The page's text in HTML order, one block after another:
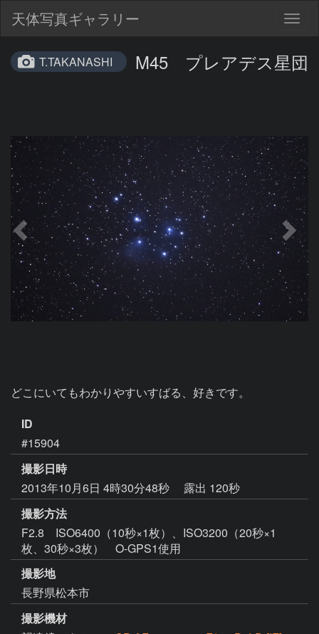
天体写真ギャラリー
T.TAKANASHI M45 プレアデス星団
どこにいてもわかりやすいすばる、好きです。
ID
#15904
撮影日時
2013年10月6日 4時30分48秒
露出 120秒
撮影方法
F2.8 ISO6400（10秒×1枚）、ISO3200（20秒×1
枚、30秒×3枚） O-GPS1使用
撮影地
長野県松本市
撮影機材